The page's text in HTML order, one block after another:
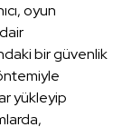
oyun
bir güvenlik
yükleyip